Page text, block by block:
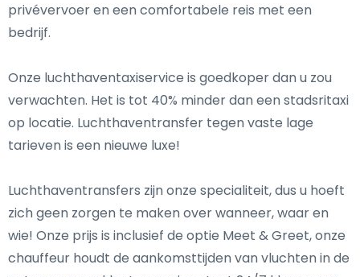
privévervoer en een comfortabele reis met een
bedrijf.
Onze luchthaventaxiservice is goedkoper dan u zou
verwachten. Het is tot 40% minder dan een stadsritaxi
op locatie. Luchthaventransfer tegen vaste lage
tarieven is een nieuwe luxe!
Luchthaventransfers zijn onze specialiteit, dus u hoeft
zich geen zorgen te maken over wanneer, waar en
wie! Onze prijs is inclusief de optie Meet & Greet, onze
chauffeur houdt de aankomsttijden van vluchten in de